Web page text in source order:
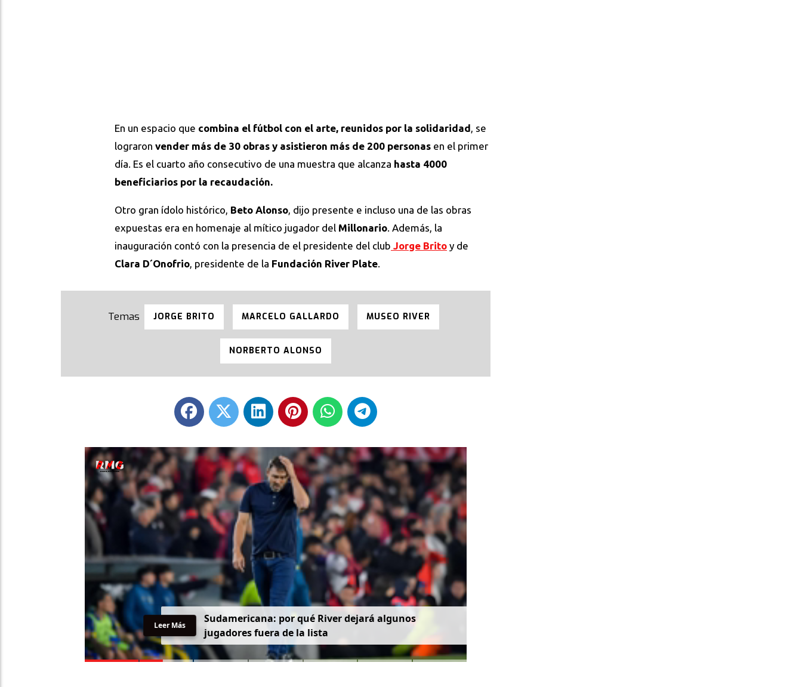
En un espacio que combina el fútbol con el arte, reunidos por la solidaridad, se
lograron vender más de 30 obras y asistieron más de 200 personas en el primer
día. Es el cuarto año consecutivo de una muestra que alcanza hasta 4000
beneficiarios por la recaudación.
Otro gran ídolo histórico, Beto Alonso, dijo presente e incluso una de las obras
expuestas era en homenaje al mítico jugador del Millonario. Además, la
inauguración contó con la presencia de el presidente del club Jorge Brito y de
Clara D´Onofrio, presidente de la Fundación River Plate.
JORGE BRITO MARCELO GALLARDO MUSEO RIVER
NORBERTO ALONSO
Sudamericana: por qué River dejará algunos
jugadores fuera de la lista
Leer Más